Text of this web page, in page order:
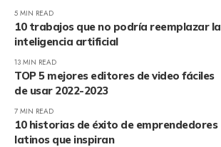
5 MIN READ
10 trabajos que no podría reemplazar la
inteligencia artificial
13 MIN READ
TOP 5 mejores editores de video fáciles
de usar 2022-2023
7 MIN READ
10 historias de éxito de emprendedores
latinos que inspiran